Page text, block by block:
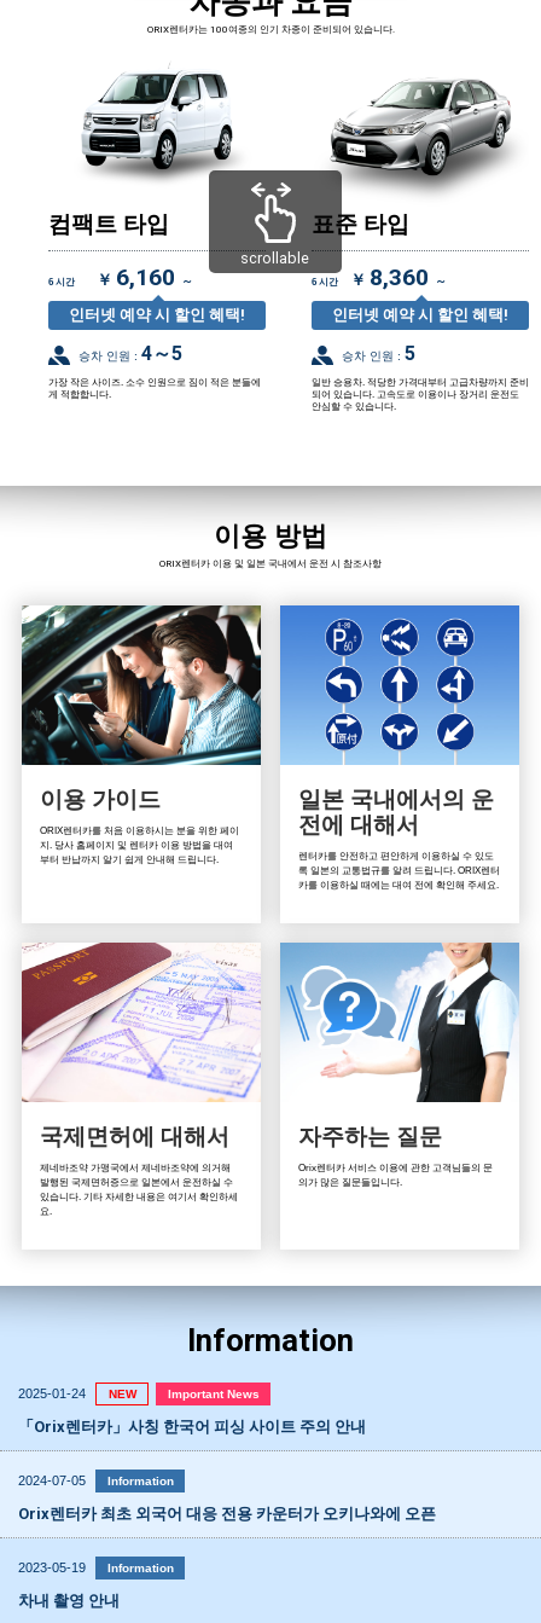
ORIX렌터카는 100여종의 인기 차종이 준비되어 있습니다.
컴팩트 타입
6 시간 ￥ 6,160 ～
인터넷 예약 시 할인 혜택!
승차 인원 : 4～5
가장 작은 사이즈. 소수 인원으로 짐이 적은 분들에
게 적합합니다.
표준 타입
6 시간 ￥ 8,360 ～
인터넷 예약 시 할인 혜택!
승차 인원 : 5
일반 승용차. 적당한 가격대부터 고급차량까지 준비
되어 있습니다. 고속도로 이용이나 장거리 운전도
안심할 수 있습니다.
scrollable
이용 방법
ORIX렌터카 이용 및 일본 국내에서 운전 시 참조사항
이용 가이드
ORIX렌터카를 처음 이용하시는 분을 위한 페이
지. 당사 홈페이지 및 렌터카 이용 방법을 대여
부터 반납까지 알기 쉽게 안내해 드립니다.
일본 국내에서의 운
전에 대해서
렌터카를 안전하고 편안하게 이용하실 수 있도
록 일본의 교통법규를 알려 드립니다. ORIX렌터
카를 이용하실 때에는 대여 전에 확인해 주세요.
국제면허에 대해서
제네바조약 가맹국에서 제네바조약에 의거해
발행된 국제면허증으로 일본에서 운전하실 수
있습니다. 기타 자세한 내용은 여기서 확인하세
요.
자주하는 질문
Orix렌터카 서비스 이용에 관한 고객님들의 문
의가 많은 질문들입니다.
Information
2025-01-24 NEW Important News
「Orix렌터카」사칭 한국어 피싱 사이트 주의 안내
2024-07-05 Information
Orix렌터카 최초 외국어 대응 전용 카운터가 오키나와에 오픈
2023-05-19 Information
차내 촬영 안내